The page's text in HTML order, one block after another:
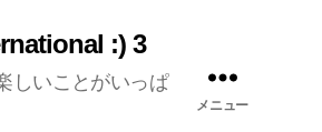
:) 3
しいことがいっぱ
メニュー